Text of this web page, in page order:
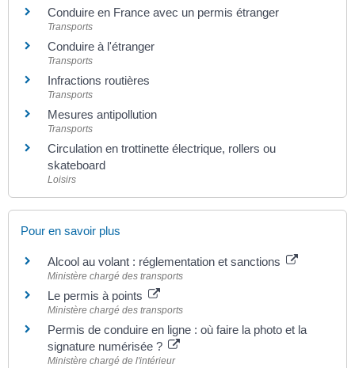
Conduire en France avec un permis étranger
Transports
Conduire à l'étranger
Transports
Infractions routières
Transports
Mesures antipollution
Transports
Circulation en trottinette électrique, rollers ou
skateboard
Loisirs
Pour en savoir plus
Alcool au volant : réglementation et sanctions
Ministère chargé des transports
Le permis à points
Ministère chargé des transports
Permis de conduire en ligne : où faire la photo et la
signature numérisée ?
Ministère chargé de l'intérieur